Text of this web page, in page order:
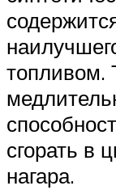
топливом.
сгорать в
нагара.